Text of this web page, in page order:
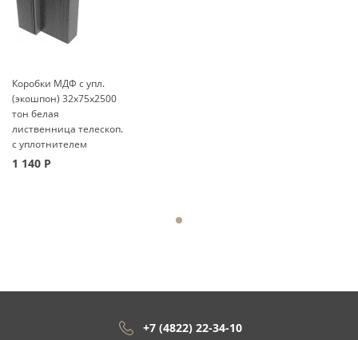
Коробки МДФ с упл.
(экошпон) 32x75x2500
тон белая
лиственница телескоп.
с уплотнителем
1 140 Р
+7 (4822) 22-34-10